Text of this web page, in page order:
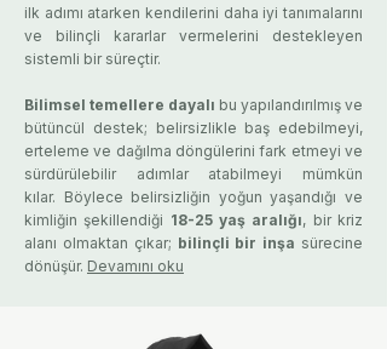
ilk adımı atarken kendilerini daha iyi tanımalarını
ve bilinçli kararlar vermelerini destekleyen
sistemli bir süreçtir.
Bilimsel temellere dayalı bu yapılandırılmış ve
bütüncül destek; belirsizlikle baş edebilmeyi,
erteleme ve dağılma döngülerini fark etmeyi ve
sürdürülebilir adımlar atabilmeyi mümkün
kılar. Böylece belirsizliğin yoğun yaşandığı ve
kimliğin şekillendiği 18-25 yaş aralığı, bir kriz
alanı olmaktan çıkar; bilinçli bir inşa sürecine
dönüşür. Devamını oku